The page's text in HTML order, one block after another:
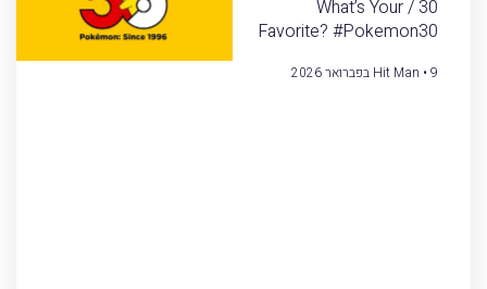
30 / What’s Your
Favorite? #Pokemon30
Hit Man 9 בפברואר 2026